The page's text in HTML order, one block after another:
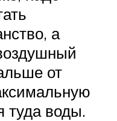
а
от
туда воды.